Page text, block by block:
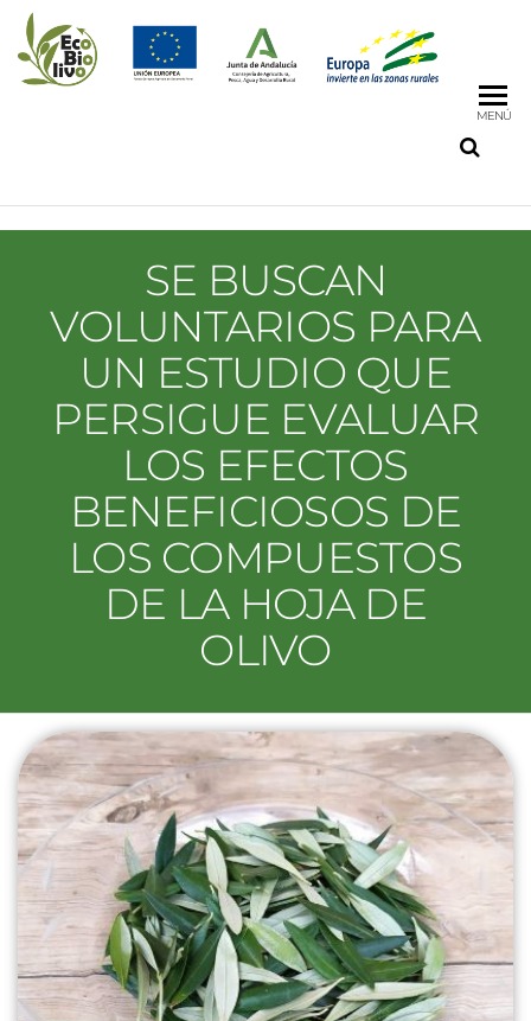
MENÚ
SE BUSCAN
VOLUNTARIOS PARA
UN ESTUDIO QUE
PERSIGUE EVALUAR
LOS EFECTOS
BENEFICIOSOS DE
LOS COMPUESTOS
DE LA HOJA DE
OLIVO